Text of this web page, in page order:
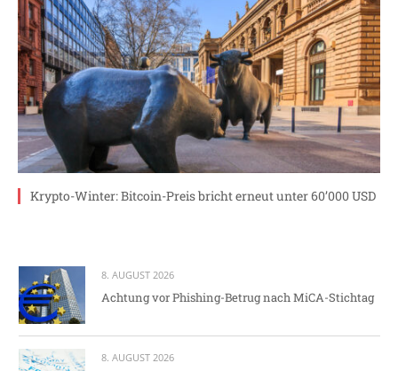
Krypto-Winter: Bitcoin-Preis bricht erneut unter 60’000 USD
8. AUGUST 2026
Achtung vor Phishing-Betrug nach MiCA-Stichtag
8. AUGUST 2026